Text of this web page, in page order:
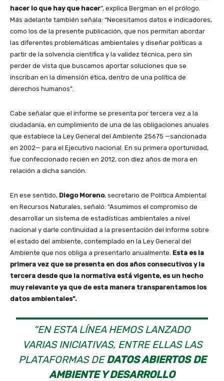
hacer lo que hay que hacer”, explica Bergman en el prólogo.
Más adelante también señala: “Necesitamos datos e indicadores,
como los de la presente publicación, que nos permitan abordar
las diferentes problemáticas ambientales y diseñar políticas a
partir de la solvencia científica y la validez técnica, pero sin
perder de vista que buscamos aportar soluciones que se
inscriban en la dimensión ética, dentro de una política de
derechos humanos”.
Cabe señalar que el informe se presenta por tercera vez a la
ciudadanía, en cumplimiento de una de las obligaciones anuales
que establece la Ley General del Ambiente 25675 —sancionada
en 2002— para el Ejecutivo nacional. En su primera oportunidad,
fue confeccionado recién en 2012, con diez años de mora en
relación a dicha sanción.
En ese sentido, Diego Moreno, secretario de Política Ambiental
en Recursos Naturales, señaló: “Asumimos el compromiso de
desarrollar un sistema de estadísticas ambientales a nivel
nacional y darle continuidad a la presentación del Informe sobre
el estado del ambiente, contemplado en la Ley General del
Ambiente que nos obliga a presentarlo anualmente. Esta es la
primera vez que se presenta en dos años consecutivos y la
tercera desde que la normativa está vigente, es un hecho
muy relevante ya que de esta manera transparentamos los
datos ambientales”.
“EN ESTA LÍNEA HEMOS LANZADO
VARIAS INICIATIVAS, ENTRE ELLAS LAS
PLATAFORMAS DEDATOS ABIERTOS DE
AMBIENTE Y DESARROLLO